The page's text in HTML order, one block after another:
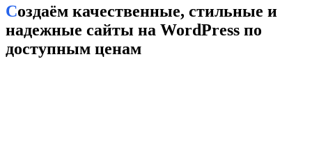
Создаём качественные, стильные и
надежные сайты на WordPress по
доступным ценам